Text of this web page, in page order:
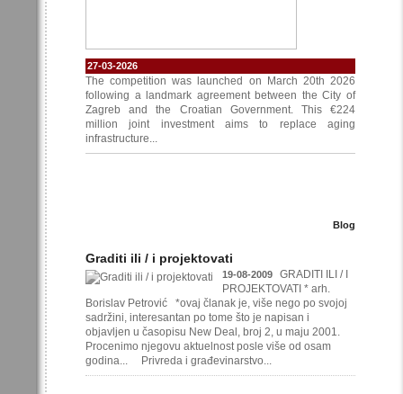
27-03-2026
The competition was launched on March 20th 2026
following a landmark agreement between the City of
Zagreb and the Croatian Government. This €224
million joint investment aims to replace aging
infrastructure...
Blog
Graditi ili / i projektovati
19-08-2009
GRADITI ILI / I
PROJEKTOVATI * arh.
Borislav Petrović *ovaj članak je, više nego po svojoj
sadržini, interesantan po tome što je napisan i
objavljen u časopisu New Deal, broj 2, u maju 2001.
Procenimo njegovu aktuelnost posle više od osam
godina... Privreda i građevinarstvo...